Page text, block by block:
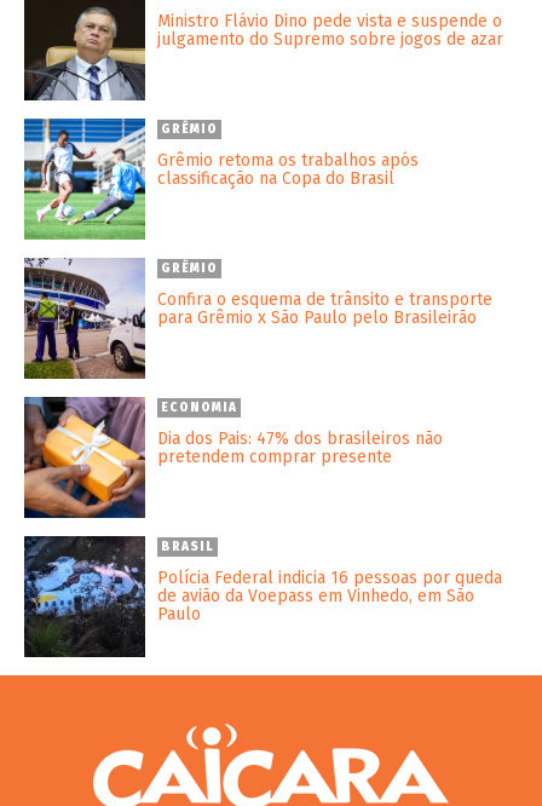
Ministro Flávio Dino pede vista e suspende o
julgamento do Supremo sobre jogos de azar
GRÊMIO
Grêmio retoma os trabalhos após
classificação na Copa do Brasil
GRÊMIO
Confira o esquema de trânsito e transporte
para Grêmio x São Paulo pelo Brasileirão
ECONOMIA
Dia dos Pais: 47% dos brasileiros não
pretendem comprar presente
BRASIL
Polícia Federal indicia 16 pessoas por queda
de avião da Voepass em Vinhedo, em São
Paulo